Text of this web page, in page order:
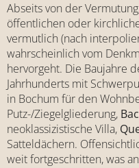
Abseits von der
öffentlichen oder
vermutlich (nach
wahrscheinlich vom
hervorgeht. Die Baujahre
Jahrhunderts mit
in Bochum für den
Putz-/Ziegelgliederung,
neoklassizistische Villa,
Satteldächern.
weit fortgeschritten, was